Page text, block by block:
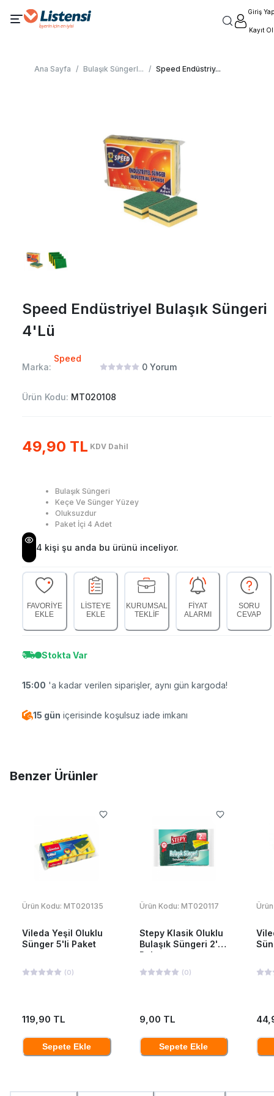
Giriş Yap
Kayıt Ol
Ana Sayfa / Bulaşık Süngerl... / Speed Endüstriy...
Speed Endüstriyel Bulaşık Süngeri
4'Lü
Marka:
Speed
0 Yorum
Ürün Kodu: MT020108
49,90 TL KDV Dahil
Bulaşık Süngeri
Keçe Ve Sünger Yüzey
Oluksuzdur
Paket İçi 4 Adet
4 kişi şu anda bu ürünü inceliyor.
FAVORİYE
EKLE
LİSTEYE
EKLE
KURUMSAL
TEKLİF
FİYAT
ALARMI
SORU
CEVAP
Stokta Var
15:00 'a kadar verilen siparişler, aynı gün kargoda!
15 gün içerisinde koşulsuz iade imkanı
Benzer Ürünler
Ürün Kodu: MT020135
Vileda Yeşil Oluklu
Sünger 5'li Paket
(0)
119,90 TL
Sepete Ekle
Ürün Kodu: MT020117
Stepy Klasik Oluklu
Bulaşık Süngeri 2'Li
Paket
(0)
9,00 TL
Sepete Ekle